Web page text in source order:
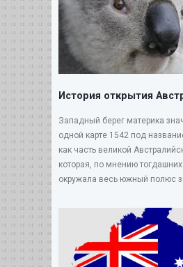
История открытия
Западный берег материка
одной карте 1542 под
как часть великой
которая, по мнению
окружала весь южный полюс